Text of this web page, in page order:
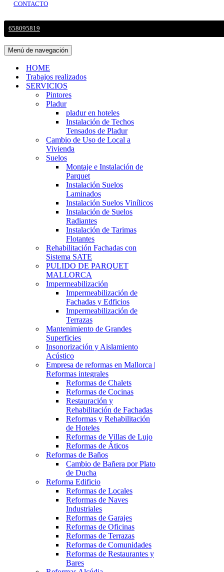
CONTACTO
658095819
Menú de navegación
HOME
Trabajos realizados
SERVICIOS
Pintores
Pladur
pladur en hoteles
Instalación de Techos
Tensados de Pladur
Cambio de Uso de Local a
Vivienda
Suelos
Montaje e Instalación de
Parquet
Instalación Suelos
Laminados
Instalación Suelos Vinílicos
Instalación de Suelos
Radiantes
Instalación de Tarimas
Flotantes
Rehabilitación Fachadas con
Sistema SATE
PULIDO DE PARQUET
MALLORCA
Impermeabilización
Impermeabilización de
Fachadas y Edficios
Impermeabilización de
Terrazas
Mantenimiento de Grandes
Superficies
Insonorización y Aislamiento
Acústico
Empresa de reformas en Mallorca |
Reformas integrales
Reformas de Chalets
Reformas de Cocinas
Restauración y
Rehabilitación de Fachadas
Reformas y Rehabilitación
de Hoteles
Reformas de Villas de Lujo
Reformas de Áticos
Reformas de Baños
Cambio de Bañera por Plato
de Ducha
Reforma Edificio
Reformas de Locales
Reformas de Naves
Industriales
Reformas de Garajes
Reformas de Oficinas
Reformas de Terrazas
Reformas de Comunidades
Reformas de Restaurantes y
Bares